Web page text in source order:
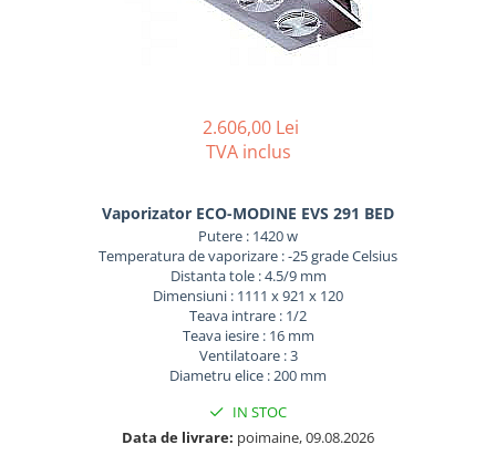
VENTILATOARE AXIALE
Compresoare Cubigel R134a
2.606,00 Lei
TVA inclus
Vaporizator ECO-MODINE EVS 291 BED
Putere : 1420 w
Temperatura de vaporizare : -25 grade Celsius
Distanta tole : 4.5/9 mm
Dimensiuni : 1111 x 921 x 120
Teava intrare : 1/2
Teava iesire : 16 mm
Ventilatoare : 3
Diametru elice : 200 mm
IN STOC
Data de livrare: poimaine, 09.08.2026